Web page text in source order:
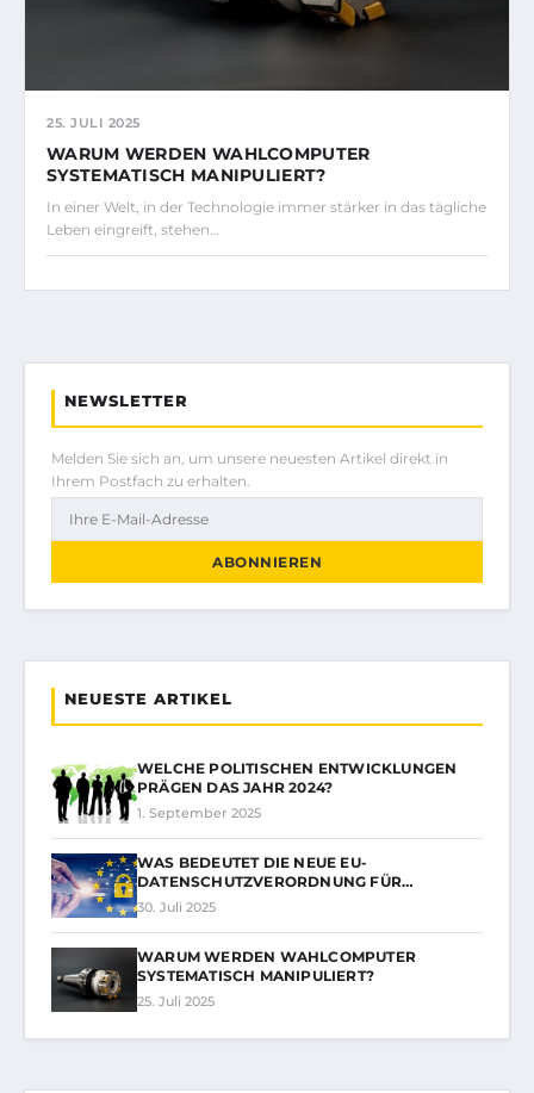
25. JULI 2025
WARUM WERDEN WAHLCOMPUTER
SYSTEMATISCH MANIPULIERT?
In einer Welt, in der Technologie immer stärker in das tägliche
Leben eingreift, stehen…
NEWSLETTER
Melden Sie sich an, um unsere neuesten Artikel direkt in
Ihrem Postfach zu erhalten.
ABONNIEREN
NEUESTE ARTIKEL
WELCHE POLITISCHEN ENTWICKLUNGEN
PRÄGEN DAS JAHR 2024?
1. September 2025
WAS BEDEUTET DIE NEUE EU-
DATENSCHUTZVERORDNUNG FÜR…
30. Juli 2025
WARUM WERDEN WAHLCOMPUTER
SYSTEMATISCH MANIPULIERT?
25. Juli 2025